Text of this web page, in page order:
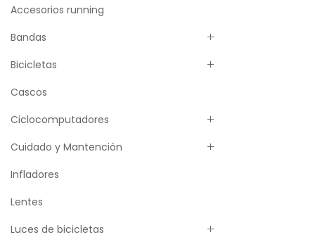
Accesorios running
Bandas
Bicicletas
Cascos
Ciclocomputadores
Cuidado y Mantención
Infladores
Lentes
Luces de bicicletas